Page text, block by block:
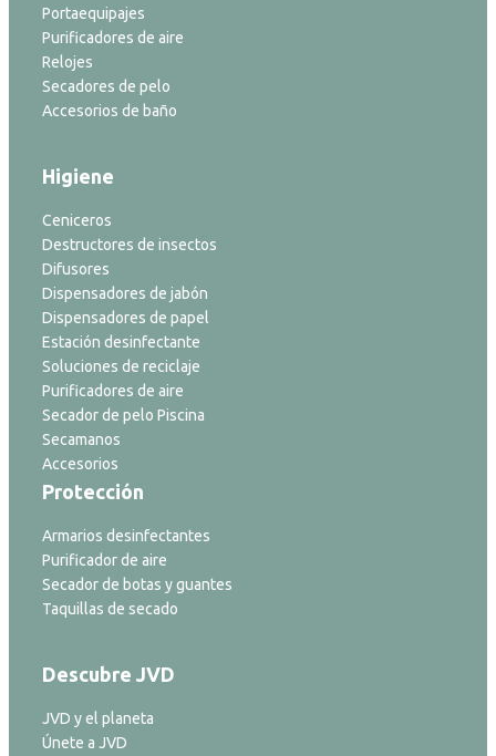
Portaequipajes
Purificadores de aire
Relojes
Secadores de pelo
Accesorios de baño
Higiene
Ceniceros
Destructores de insectos
Difusores
Dispensadores de jabón
Dispensadores de papel
Estación desinfectante
Soluciones de reciclaje
Purificadores de aire
Secador de pelo Piscina
Secamanos
Accesorios
Protección
Armarios desinfectantes
Purificador de aire
Secador de botas y guantes
Taquillas de secado
Descubre JVD
JVD y el planeta
Únete a JVD